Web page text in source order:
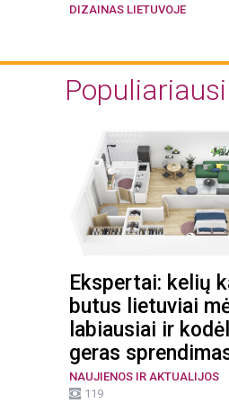
DIZAINAS LIETUVOJE
Ekspertai: kelių
butus lietuviai
labiausiai ir
geras
NAUJIENOS IR AKTUALIJOS
119